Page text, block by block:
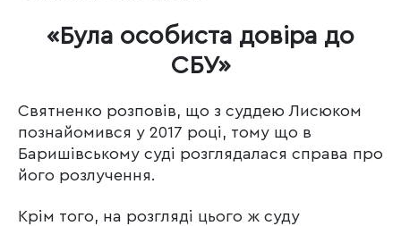
«Була особиста довіра до
СБУ»
Святненко розповів, що з суддею Лисюком
познайомився у 2017 році, тому що в
Баришівському суді розглядалася справа про
його розлучення.
Крім того, на розгляді цього ж суду